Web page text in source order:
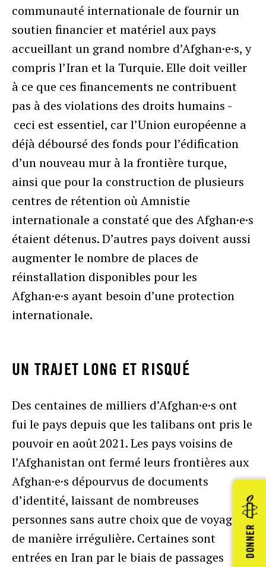
DONNER
communauté internationale de fournir un
soutien financier et matériel aux pays
accueillant un grand nombre d’Afghan·e·s, y
compris l’Iran et la Turquie. Elle doit veiller
à ce que ces financements ne contribuent
pas à des violations des droits humains -
ceci est essentiel, car l’Union européenne a
déjà déboursé des fonds pour l’édification
d’un nouveau mur à la frontière turque,
ainsi que pour la construction de plusieurs
centres de rétention où Amnistie
internationale a constaté que des Afghan·e·s
étaient détenus. D’autres pays doivent aussi
augmenter le nombre de places de
réinstallation disponibles pour les
Afghan·e·s ayant besoin d’une protection
internationale.
UN TRAJET LONG ET RISQUÉ
Des centaines de milliers d’Afghan·e·s ont
fui le pays depuis que les talibans ont pris le
pouvoir en août 2021. Les pays voisins de
l’Afghanistan ont fermé leurs frontières aux
Afghan·e·s dépourvus de documents
d’identité, laissant de nombreuses
personnes sans autre choix que de voyager
de manière irrégulière. Certaines sont
entrées en Iran par le biais de passages